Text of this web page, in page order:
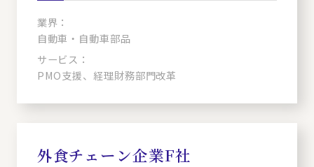
業界：
自動車・自動車部品
サービス：
PMO支援、経理財務部門改革
外食チェーン企業F社